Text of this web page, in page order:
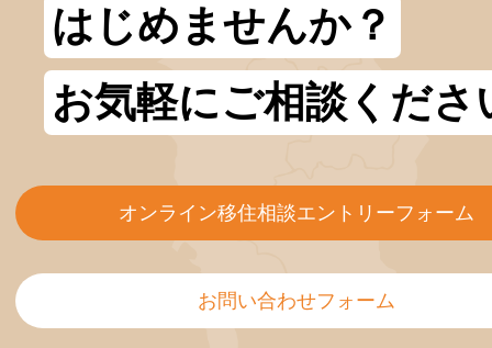
はじめませんか？
お気軽にご相談くださ
オンライン移住相談エントリーフォーム
お問い合わせフォーム